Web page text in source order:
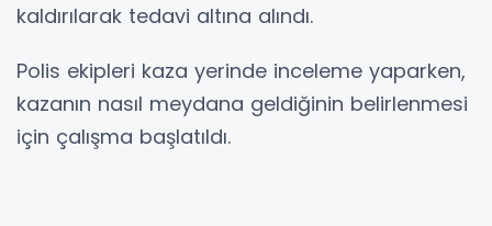
kaldırılarak tedavi altına alındı.
Polis ekipleri kaza yerinde inceleme yaparken,
kazanın nasıl meydana geldiğinin belirlenmesi
için çalışma başlatıldı.